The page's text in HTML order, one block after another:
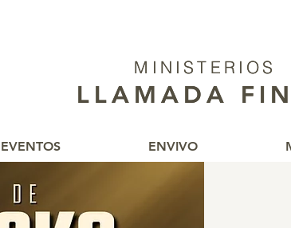
MINISTERIOS
LLAMADA
MINISTERIOS
LLAMADA
EVENTOS ENVIVO